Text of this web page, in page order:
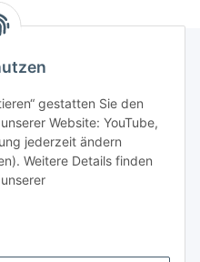
gestatten Sie den
Website: YouTube,
jederzeit ändern
Weitere Details finden